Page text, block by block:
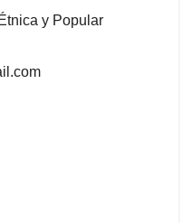
y Popular